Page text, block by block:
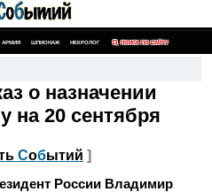
АРМИЯ ШПИОНАЖ НЕКРОЛОГ ПОИСК ПО САЙТУ
о назначении
на 20 сентября
Событий ]
России Владимир